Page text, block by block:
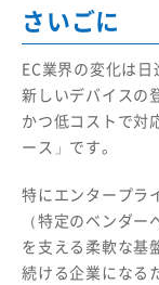
さいごに
EC業界の変化は
新しいデバイスの
かつ低コストで対
ース」です。
特にエンタープラ
（特定のベンダ
を支える柔軟な基
続ける企業になる